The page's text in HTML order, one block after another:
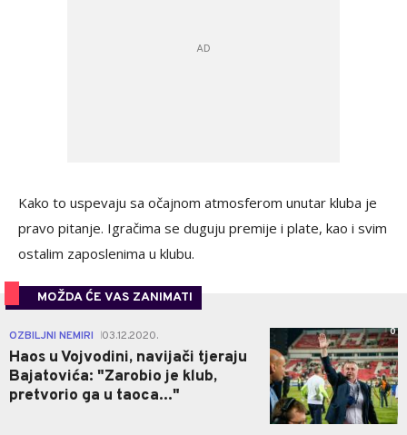
Kako to uspevaju sa očajnom atmosferom unutar kluba je
pravo pitanje. Igračima se duguju premije i plate, kao i svim
ostalim zaposlenima u klubu.
MOŽDA ĆE VAS ZANIMATI
OZBILJNI NEMIRI 03.12.2020.
Haos u Vojvodini, navijači tjeraju
Bajatovića: "Zarobio je klub,
pretvorio ga u taoca..."
0